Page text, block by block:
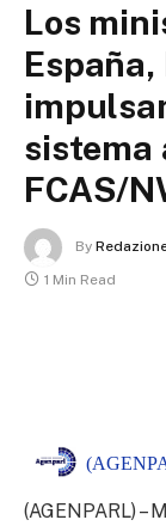
Los
sistema
FCAS/
By
1 Min Read
(AGENPARL) –